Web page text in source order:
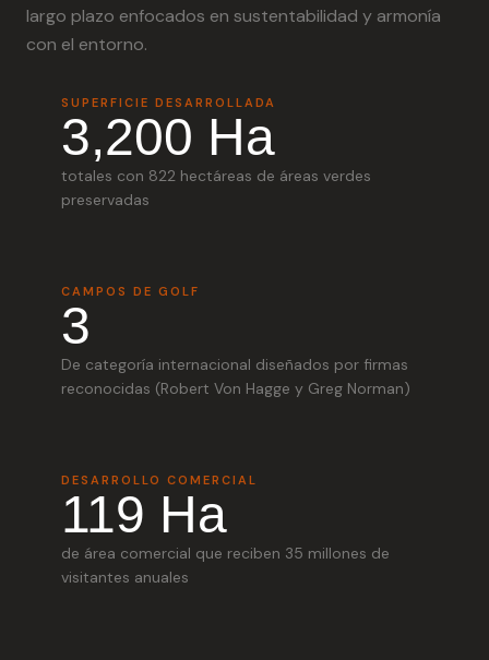
largo plazo enfocados en sustentabilidad y armonía
con el entorno.
SUPERFICIE DESARROLLADA
3,200 Ha
totales con 822 hectáreas de áreas verdes
preservadas
CAMPOS DE GOLF
3
De categoría internacional diseñados por firmas
reconocidas (Robert Von Hagge y Greg Norman)
DESARROLLO COMERCIAL
119 Ha
de área comercial que reciben 35 millones de
visitantes anuales